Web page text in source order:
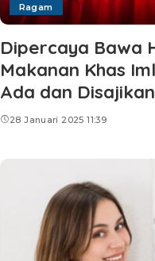
Ragam
Dipercaya Bawa
Makanan Khas
Ada dan Disajikan
28 Januari 2025 11:39